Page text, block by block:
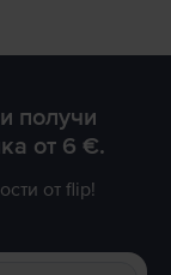
получи
от 6 €.
от flip!